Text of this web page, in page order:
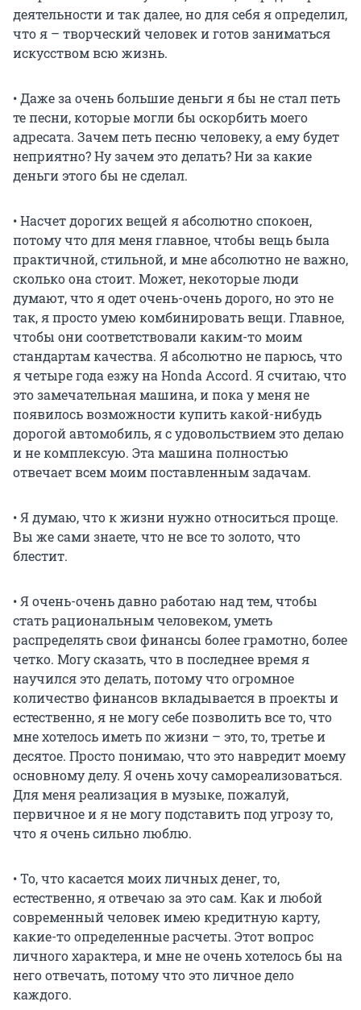
деятельности и так далее, но для себя я определил,
что я – творческий человек и готов заниматься
искусством всю жизнь.
• Даже за очень большие деньги я бы не стал петь
те песни, которые могли бы оскорбить моего
адресата. Зачем петь песню человеку, а ему будет
неприятно? Ну зачем это делать? Ни за какие
деньги этого бы не сделал.
• Насчет дорогих вещей я абсолютно спокоен,
потому что для меня главное, чтобы вещь была
практичной, стильной, и мне абсолютно не важно,
сколько она стоит. Может, некоторые люди
думают, что я одет очень-очень дорого, но это не
так, я просто умею комбинировать вещи. Главное,
чтобы они соответствовали каким-то моим
стандартам качества. Я абсолютно не парюсь, что
я четыре года езжу на Honda Accord. Я считаю, что
это замечательная машина, и пока у меня не
появилось возможности купить какой-нибудь
дорогой автомобиль, я с удовольствием это делаю
и не комплексую. Эта машина полностью
отвечает всем моим поставленным задачам.
• Я думаю, что к жизни нужно относиться проще.
Вы же сами знаете, что не все то золото, что
блестит.
• Я очень-очень давно работаю над тем, чтобы
стать рациональным человеком, уметь
распределять свои финансы более грамотно, более
четко. Могу сказать, что в последнее время я
научился это делать, потому что огромное
количество финансов вкладывается в проекты и
естественно, я не могу себе позволить все то, что
мне хотелось иметь по жизни – это, то, третье и
десятое. Просто понимаю, что это навредит моему
основному делу. Я очень хочу самореализоваться.
Для меня реализация в музыке, пожалуй,
первичное и я не могу подставить под угрозу то,
что я очень сильно люблю.
• То, что касается моих личных денег, то,
естественно, я отвечаю за это сам. Как и любой
современный человек имею кредитную карту,
какие-то определенные расчеты. Этот вопрос
личного характера, и мне не очень хотелось бы на
него отвечать, потому что это личное дело
каждого.